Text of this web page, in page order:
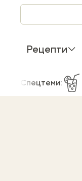
Рецепти
Спецтеми: